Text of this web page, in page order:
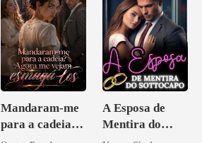
Mandaram-me
para a cadeia?
A Esposa de
Mentira do